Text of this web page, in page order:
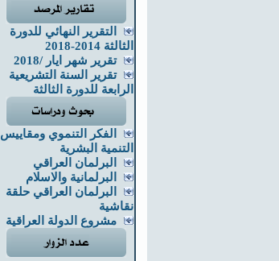
التقرير النهائي للدورة
الثالثة 2014-2018
تقرير شهر ايار /2018
تقرير السنة التشريعية
الرابعة للدورة الثالثة
الفكر التنموي ومقاييس
التنمية البشرية
البرلمان العراقي
البرلمانية والاسلام
البرلمان العراقي حلقة
نقاشية
مشروع الدولة العراقية